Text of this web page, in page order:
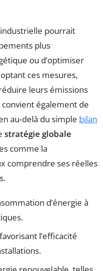
pourrait
plus
ou d’optimiser
ces mesures,
leurs émissions
convient également de
au-delà du simple bilan
stratégie globale
comme la
comprendre ses réelles
d’énergie à
l’efficacité